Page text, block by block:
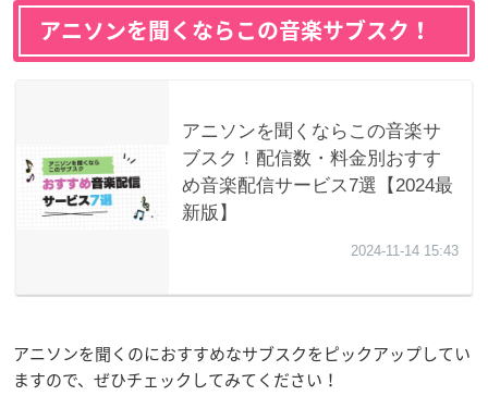
アニソンを聞くならこの音楽サブスク！
アニソンを聞くのにおすすめなサブスクをピックアップしてい
ますので、ぜひチェックしてみてください！